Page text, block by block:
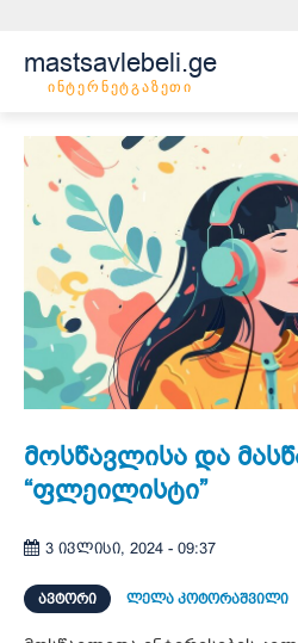
mastsavlebeli.ge
ინტერნეტგაზეთი
მოსწავლისა და
“ფლეილისტი”
3 ივლისი, 2024 - 09:37
ᲐᲕᲢᲝᲠᲘ ლელა კოტორაშვილი